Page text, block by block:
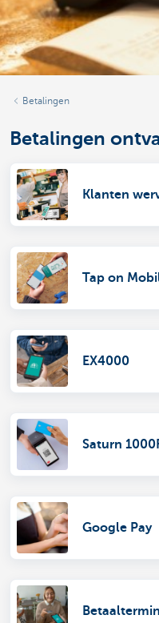
Betalingen
Betalingen
Klanten
Tap on
EX4000
Saturn
Google Pay